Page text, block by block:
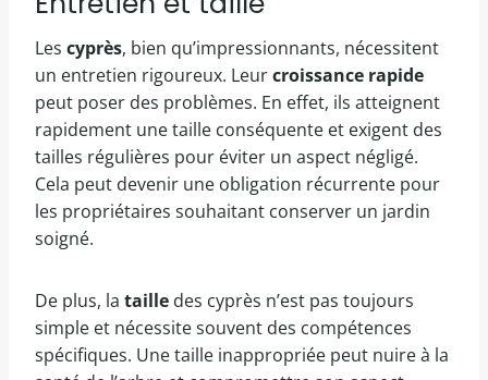
Les cyprès, bien qu’impressionnants, nécessitent
un entretien rigoureux. Leurcroissance rapide
peut poser des problèmes. En effet, ils atteignent
rapidement une taille conséquente et exigent des
tailles régulières pour éviter un aspect négligé.
Cela peut devenir une obligation récurrente pour
les propriétaires souhaitant conserver un jardin
soigné.
De plus, la taille des cyprès n’est pas toujours
simple et nécessite souvent des compétences
spécifiques. Une taille inappropriée peut nuire à la